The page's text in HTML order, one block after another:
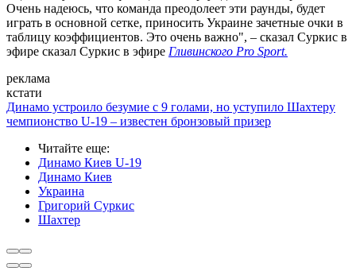
Очень надеюсь, что команда преодолеет эти раунды, будет
играть в основной сетке, приносить Украине зачетные очки в
таблицу коэффициентов. Это очень важно", – сказал Суркис в
эфире сказал Суркис в эфире Гливинского Pro Sport.
реклама
кстати
Динамо устроило безумие с 9 голами, но уступило Шахтеру
чемпионство U-19 – известен бронзовый призер
Читайте еще:
Динамо Киев U-19
Динамо Киев
Украина
Григорий Суркис
Шахтер